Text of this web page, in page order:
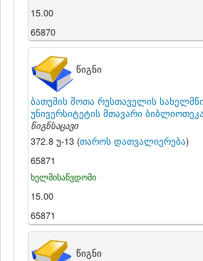
15.00
65870
წიგნი
ბათუმის შოთა რუსთაველის
უნივერსიტეტის მთავარი ბიბლიოთეკა
წიგნსაცავი
372.8 უ-13 (თაროს დათვალიერება)
65871
ხელმისაწვდომი
15.00
65871
წიგნი